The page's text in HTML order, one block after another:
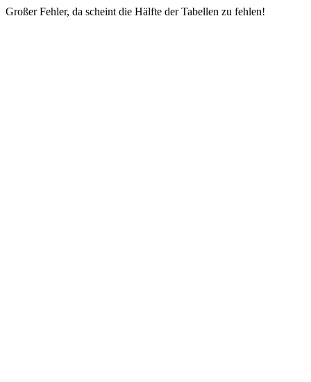
Großer Fehler, da scheint die Hälfte der Tabellen zu fehlen!